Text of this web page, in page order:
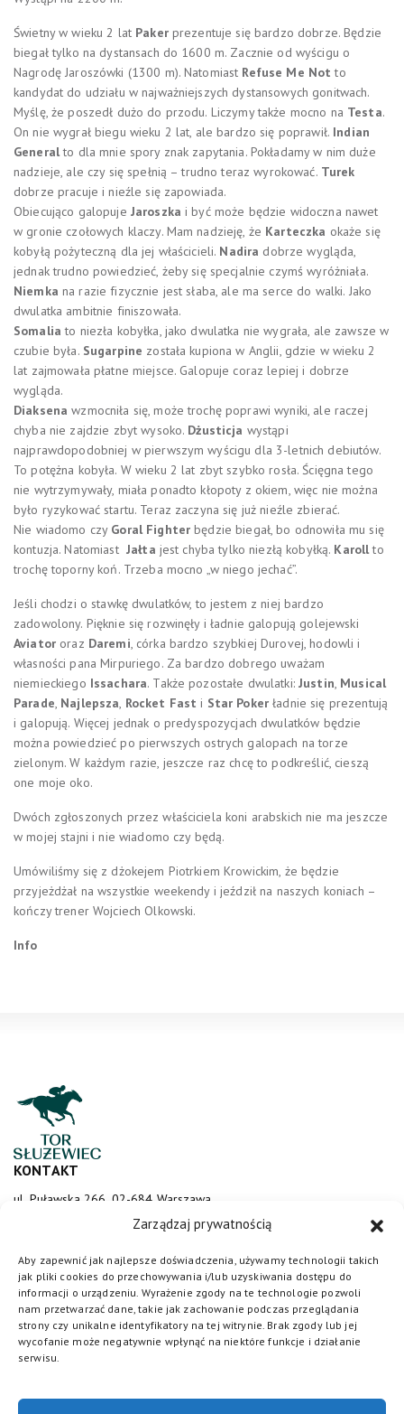
Zarządzaj prywatnością
Aby zapewnić jak najlepsze doświadczenia, używamy technologii takich
jak pliki cookies do przechowywania i/lub uzyskiwania dostępu do
informacji o urządzeniu. Wyrażenie zgody na te technologie pozwoli
nam przetwarzać dane, takie jak zachowanie podczas przeglądania
strony czy unikalne identyfikatory na tej witrynie. Brak zgody lub jej
wycofanie może negatywnie wpłynąć na niektóre funkcje i działanie
serwisu.
Świetny w wieku 2 lat Pakerprezentuje się bardzo dobrze. Będzie
biegał tylko na dystansach do 1600 m. Zacznie od wyścigu o
Nagrodę Jaroszówki (1300 m). Natomiast Refuse Me Not to
kandydat do udziału w najważniejszych dystansowych gonitwach.
Myślę, że poszedł dużo do przodu. Liczymy także mocno na Testa.
On nie wygrał biegu wieku 2 lat, ale bardzo się poprawił. Indian
Generalto dla mnie spory znak zapytania. Pokładamy w nim duże
nadzieje, ale czy się spełnią – trudno teraz wyrokować. Turek
dobrze pracuje i nieźle się zapowiada.
Obiecująco galopuje Jaroszka i być może będzie widoczna nawet
w gronie czołowych klaczy. Mam nadzieję, że Karteczka okaże się
kobyłą pożyteczną dla jej właścicieli. Nadira dobrze wygląda,
jednak trudno powiedzieć, żeby się specjalnie czymś wyróżniała.
Niemka na razie fizycznie jest słaba, ale ma serce do walki. Jako
dwulatka ambitnie finiszowała.
Somalia to niezła kobyłka, jako dwulatka nie wygrała, ale zawsze w
czubie była. Sugarpine została kupiona w Anglii, gdzie w wieku 2
lat zajmowała płatne miejsce. Galopuje coraz lepiej i dobrze
wygląda.
Diaksena wzmocniła się, może trochę poprawi wyniki, ale raczej
chyba nie zajdzie zbyt wysoko. Dżusticja wystąpi
najprawdopodobniej w pierwszym wyścigu dla 3-letnich debiutów.
To potężna kobyła. W wieku 2 lat zbyt szybko rosła. Ścięgna tego
nie wytrzymywały, miała ponadto kłopoty z okiem, więc nie można
było ryzykować startu. Teraz zaczyna się już nieźle zbierać.
Nie wiadomo czy Goral Fighter będzie biegał, bo odnowiła mu się
kontuzja. Natomiast Jałta jest chyba tylko niezłą kobyłką. Karollto
trochę toporny koń. Trzeba mocno „w niego jechać”.
Jeśli chodzi o stawkę dwulatków, to jestem z niej bardzo
zadowolony. Pięknie się rozwinęły i ładnie galopują golejewski
Aviatororaz Daremi , córka bardzo szybkiej Durovej, hodowli i
własności pana Mirpuriego. Za bardzo dobrego uważam
niemieckiego Issachara. Także pozostałe dwulatki:Justin Musical
Parade Najlepsza Rocket Fast i Star Poker ładnie się prezentują
i galopują. Więcej jednak o predyspozycjach dwulatków będzie
można powiedzieć po pierwszych ostrych galopach na torze
zielonym. W każdym razie, jeszcze raz chcę to podkreślić, cieszą
one moje oko.
Dwóch zgłoszonych przez właściciela koni arabskich nie ma jeszcze
w mojej stajni i nie wiadomo czy będą.
Umówiliśmy się z dżokejem Piotrkiem Krowickim, że będzie
przyjeżdżał na wszystkie weekendy i jeździł na naszych koniach –
kończy trener Wojciech Olkowski.
Info
KONTAKT
ul. Puławska 266, 02-684 Warszawa
sluzewiec@totalizator.pl
KONTAKT DLA MEDIÓW
media@torsluzewiec.pl
DOŁĄCZ DO NAS